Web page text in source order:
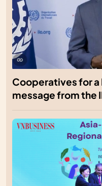
Cooperatives for a
message from the